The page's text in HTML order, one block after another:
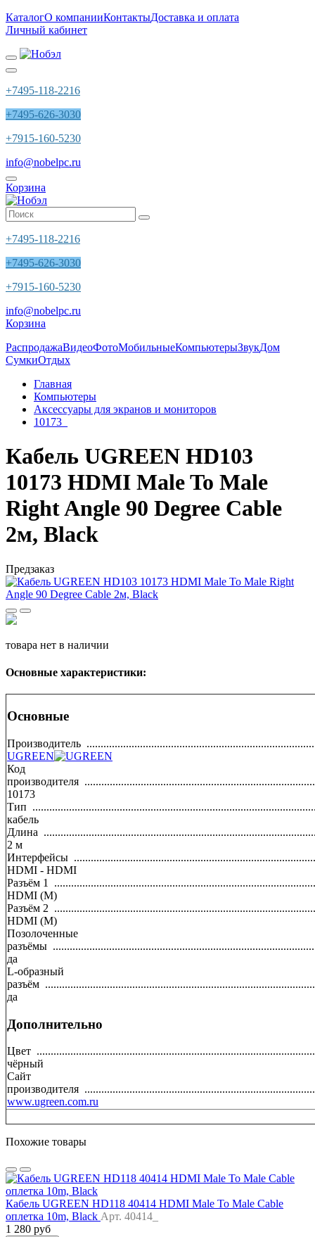
КаталогО компанииКонтактыДоставка и оплата
Личный кабинет
+7495-118-2216
+7495-626-3030
+7915-160-5230
info@nobelpc.ru
Корзина
+7495-118-2216
+7495-626-3030
+7915-160-5230
info@nobelpc.ru
Корзина
РаспродажаВидеоФотоМобильныеКомпьютерыЗвукДом
СумкиОтдых
Главная
Компьютеры
Аксессуары для экранов и мониторов
10173_
Кабель UGREEN HD103
10173 HDMI Male To Male
Right Angle 90 Degree Cable
2м, Black
Предзаказ
товара нет в наличии
Основные характеристики:
Основные
Производитель
UGREEN
Код
производителя
10173
Тип
кабель
Длина
2 м
Интерфейсы
HDMI - HDMI
Разъём 1
HDMI (M)
Разъём 2
HDMI (M)
Позолоченные
разъёмы
да
L-образный
разъём
да
Дополнительно
Цвет
чёрный
Сайт
производителя
www.ugreen.com.ru
Похожие товары
Кабель UGREEN HD118 40414 HDMI Male To Male Cable
оплетка 10m, Black Арт. 40414_
1 280 руб